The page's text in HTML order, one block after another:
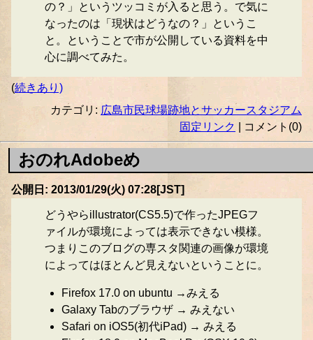
の？」というツッコミが入ると思う。で気に
なったのは「現状はどうなの？」というこ
と。ということで市が公開している資料を中
心に調べてみた。
(続きあり)
カテゴリ: 広島市民球場跡地とサッカースタジアム
固定リンク
| コメント(0)
おのれAdobeめ
公開日: 2013/01/29(火) 07:28[JST]
どうやらillustrator(CS5.5)で作ったJPEGフ
ァイルが環境によっては表示できない模様。
つまりこのブログの専スタ関連の画像が環境
によってはほとんど見えないということに。
Firefox 17.0 on ubuntu →みえる
Galaxy Tabのブラウザ → みえない
Safari on iOS5(初代iPad) → みえる